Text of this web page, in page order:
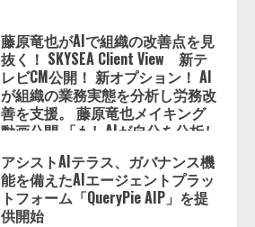
たら、すぐ休めと言われる自信が
ある」「昨年の夏はカブトムシを
捕まえたり、虫と戦ったり…」
2026/08/06/14:54:31
アシストAIテラス、ガバナンス機
能を備えたAIエージェントプラッ
トフォーム「QueryPie AIP」を提
供開始
2026/08/06/11:53:44
レアラ、『AIはどの法律事務所を
推薦するのか』について 企業法
務系70事務所×5つのAIで実態調査
を実施